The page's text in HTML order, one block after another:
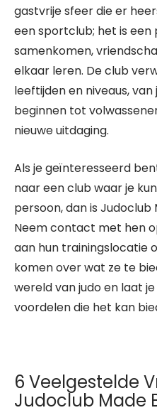
gastvrije sfeer die er
een sportclub; het is een
samenkomen,
elkaar leren. De club
leeftijden en niveaus,
beginnen tot
nieuwe uitdaging.
Als je geïnteresseerd
naar een club waar je
persoon, dan is Judoclub
Neem contact met hen
aan hun trainingslocatie
komen over wat ze te
wereld van judo en laat
voordelen die het kan
6 Veelgestelde
Judoclub Made